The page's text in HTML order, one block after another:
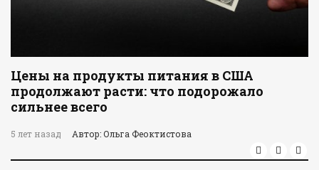
Цены на продукты питания в США
продолжают расти: что подорожало
сильнее всего
5 лет назад Автор: Ольга Феоктистова